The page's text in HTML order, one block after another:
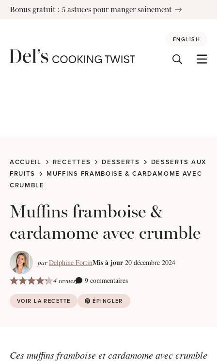
SkipBonus gratuit : 5 astuces pour manger sainement
ENGLISH
ACCUEIL RECETTES DESSERTS
DESSERTS AUX
FRUITS
MUFFINS FRAMBOISE & CARDAMOME AVEC
CRUMBLE
Muffins framboise &
cardamome avec crumble
par Delphine FortinMis à jour 20 décembre 2024
4 revues
9 commentaires
VOIR LA RECETTE ÉPINGLER
Ces muffins framboise et cardamome avec crumble